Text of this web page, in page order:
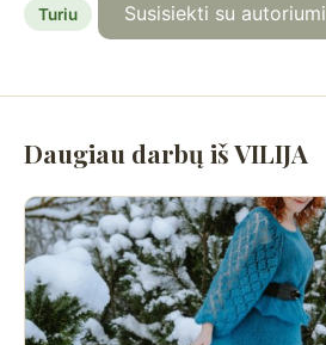
Turiu Susisiekti su autoriumi
Daugiau darbų iš VILIJA